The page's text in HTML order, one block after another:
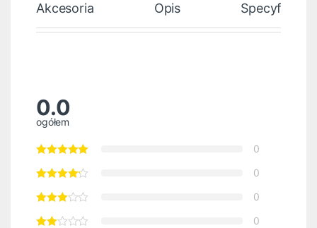
Akcesoria Opis Specyfikacja
0.0
ogółem
0
0
0
0